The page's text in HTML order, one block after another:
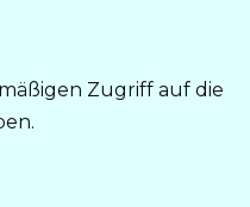
Zugriff auf die